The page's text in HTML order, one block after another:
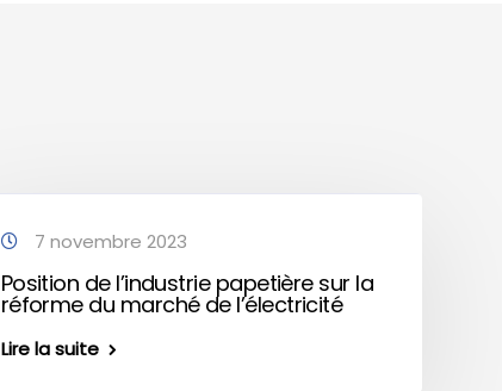
7 novembre 2023
Position de l’industrie papetière sur la
réforme du marché de l’électricité
Lire la suite